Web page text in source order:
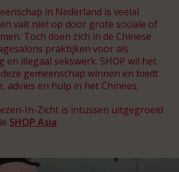
in Nederland is veelal
valt niet op door grote sociale of
Toch doen zich in de Chinese
praktijken voor als
illegaal sekswerk. SHOP wil het
gemeenschap winnen en biedt
advies en hulp in het Chinees.
In-Zicht is intussen uitgegroeid
SHOP Asia.